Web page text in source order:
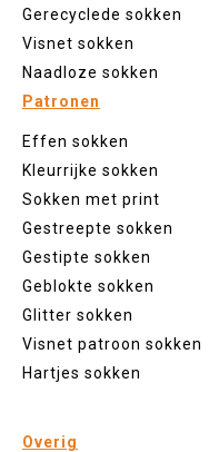
Gerecyclede sokken
Visnet sokken
Naadloze sokken
Patronen
Effen sokken
Kleurrijke sokken
Sokken met print
Gestreepte sokken
Gestipte sokken
Geblokte sokken
Glitter sokken
Visnet patroon sokken
Hartjes sokken
Overig